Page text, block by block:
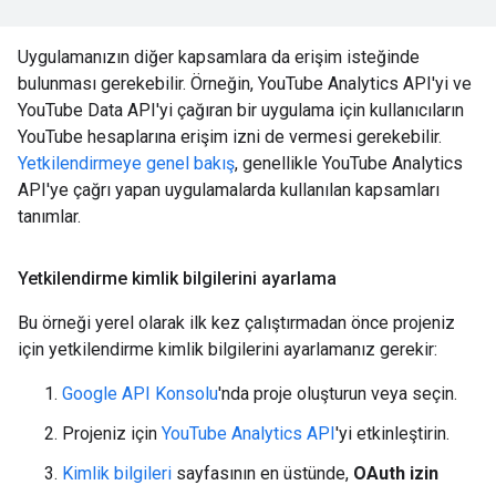
Uygulamanızın diğer kapsamlara da erişim isteğinde
bulunması gerekebilir. Örneğin, YouTube Analytics API'yi ve
YouTube Data API'yi çağıran bir uygulama için kullanıcıların
YouTube hesaplarına erişim izni de vermesi gerekebilir.
Yetkilendirmeye genel bakış, genellikle YouTube Analytics
API'ye çağrı yapan uygulamalarda kullanılan kapsamları
tanımlar.
Yetkilendirme kimlik bilgilerini ayarlama
Bu örneği yerel olarak ilk kez çalıştırmadan önce projeniz
için yetkilendirme kimlik bilgilerini ayarlamanız gerekir:
Google API Konsolu'nda proje oluşturun veya seçin.
Projeniz için YouTube Analytics API'yi etkinleştirin.
Kimlik bilgileri sayfasının en üstünde, OAuth izin